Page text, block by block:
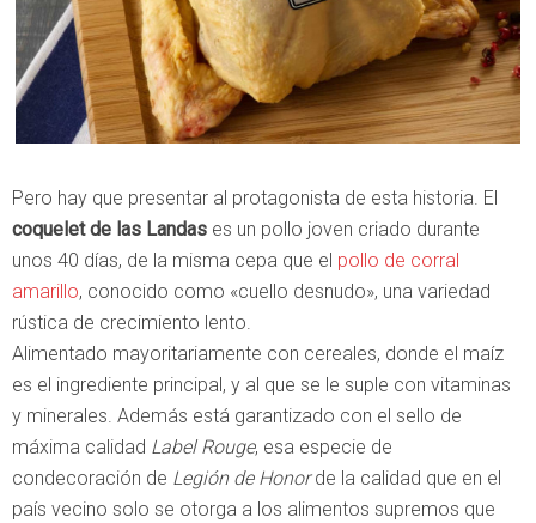
Pero hay que presentar al protagonista de esta historia. El
coquelet de las Landas es un pollo joven criado durante
unos 40 días, de la misma cepa que el pollo de corral
amarillo, conocido como «cuello desnudo», una variedad
rústica de crecimiento lento.
Alimentado mayoritariamente con cereales, donde el maíz
es el ingrediente principal, y al que se le suple con vitaminas
y minerales. Además está garantizado con el sello de
máxima calidad Label Rouge, esa especie de
condecoración de Legión de Honorde la calidad que en el
país vecino solo se otorga a los alimentos supremos que